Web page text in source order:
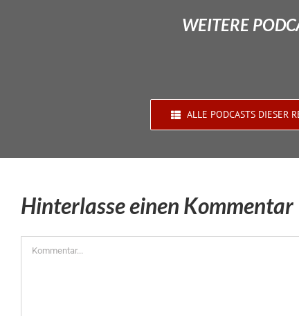
WEITERE
ALLE PODCASTS DIESER
Hinterlasse einen Kommentar